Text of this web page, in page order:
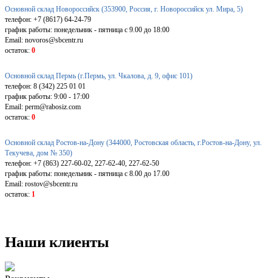
Основной склад Новороссийск (353900, Россия, г. Новороссийск ул. Мира, 5)
телефон: +7 (8617) 64-24-79
график работы: понедельник - пятница с 9.00 до 18:00
Email: novoros@sbcentr.ru
остаток: 0
Основной склад Пермь (г.Пермь, ул. Чкалова, д. 9, офис 101)
телефон: 8 (342) 225 01 01
график работы: 9:00 - 17:00
Email: perm@rabosiz.com
остаток: 0
Основной склад Ростов-на-Дону (344000, Ростовская область, г.Ростов-на-Дону, ул.
Текучева, дом № 350)
телефон: +7 (863) 227-60-02, 227-62-40, 227-62-50
график работы: понедельник - пятница с 8.00 до 17.00
Email: rostov@sbcentr.ru
остаток: 1
Наши клиенты